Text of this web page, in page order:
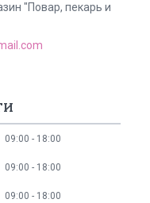
"Повар, пекарь и
09:00 18:00
09:00 18:00
09:00 18:00